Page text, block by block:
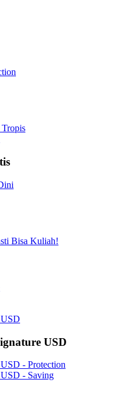
Bisa Kuliah!
USD
- Protection
- Saving